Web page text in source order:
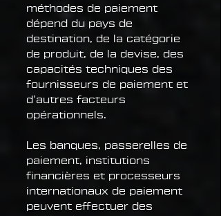
méthodes de paiement
dépend du pays de
destination, de la catégorie
de produit, de la devise, des
capacités techniques des
fournisseurs de paiement et
d’autres facteurs
opérationnels.
Les banques, passerelles de
paiement, institutions
financières et processeurs
internationaux de paiement
peuvent effectuer des